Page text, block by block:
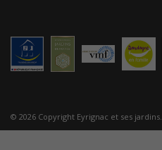
© 2026 Copyright Eyrignac et ses jardins.